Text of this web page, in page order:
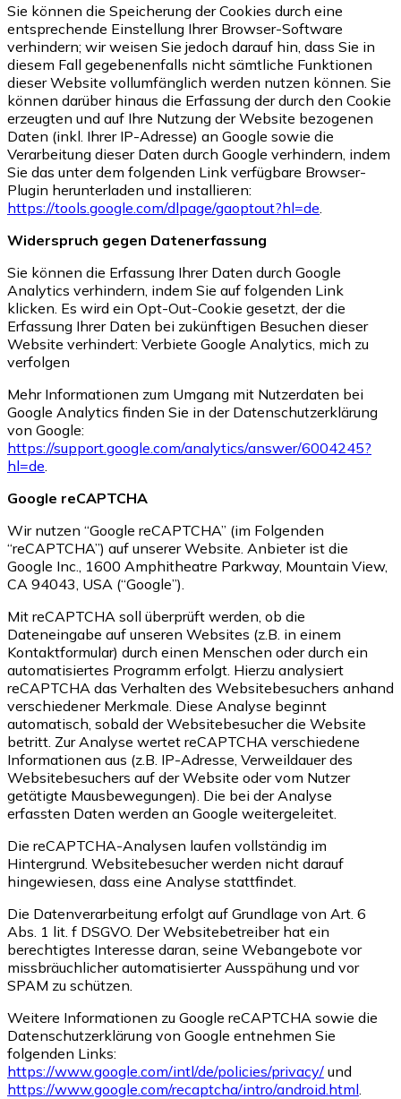
Sie können die Speicherung der Cookies durch eine
entsprechende Einstellung Ihrer Browser-Software
verhindern; wir weisen Sie jedoch darauf hin, dass Sie in
diesem Fall gegebenenfalls nicht sämtliche Funktionen
dieser Website vollumfänglich werden nutzen können. Sie
können darüber hinaus die Erfassung der durch den Cookie
erzeugten und auf Ihre Nutzung der Website bezogenen
Daten (inkl. Ihrer IP-Adresse) an Google sowie die
Verarbeitung dieser Daten durch Google verhindern, indem
Sie das unter dem folgenden Link verfügbare Browser-
Plugin herunterladen und installieren:
https://tools.google.com/dlpage/gaoptout?hl=de
Widerspruch gegen Datenerfassung
Sie können die Erfassung Ihrer Daten durch Google
Analytics verhindern, indem Sie auf folgenden Link
klicken. Es wird ein Opt-Out-Cookie gesetzt, der die
Erfassung Ihrer Daten bei zukünftigen Besuchen dieser
Website verhindert: Verbiete Google Analytics, mich zu
verfolgen
Mehr Informationen zum Umgang mit Nutzerdaten bei
Google Analytics finden Sie in der Datenschutzerklärung
von Google:
https://support.google.com/analytics/answer/6004245?
hl=de
Google reCAPTCHA
Wir nutzen “Google reCAPTCHA” (im Folgenden
“reCAPTCHA”) auf unserer Website. Anbieter ist die
Google Inc., 1600 Amphitheatre Parkway, Mountain View,
CA 94043, USA (“Google”).
Mit reCAPTCHA soll überprüft werden, ob die
Dateneingabe auf unseren Websites (z.B. in einem
Kontaktformular) durch einen Menschen oder durch ein
automatisiertes Programm erfolgt. Hierzu analysiert
reCAPTCHA das Verhalten des Websitebesuchers anhand
verschiedener Merkmale. Diese Analyse beginnt
automatisch, sobald der Websitebesucher die Website
betritt. Zur Analyse wertet reCAPTCHA verschiedene
Informationen aus (z.B. IP-Adresse, Verweildauer des
Websitebesuchers auf der Website oder vom Nutzer
getätigte Mausbewegungen). Die bei der Analyse
erfassten Daten werden an Google weitergeleitet.
Die reCAPTCHA-Analysen laufen vollständig im
Hintergrund. Websitebesucher werden nicht darauf
hingewiesen, dass eine Analyse stattfindet.
Die Datenverarbeitung erfolgt auf Grundlage von Art. 6
Abs. 1 lit. f DSGVO. Der Websitebetreiber hat ein
berechtigtes Interesse daran, seine Webangebote vor
missbräuchlicher automatisierter Ausspähung und vor
SPAM zu schützen.
Weitere Informationen zu Google reCAPTCHA sowie die
Datenschutzerklärung von Google entnehmen Sie
folgenden Links:
https://www.google.com/intl/de/policies/privacy/ und
https://www.google.com/recaptcha/intro/android.html